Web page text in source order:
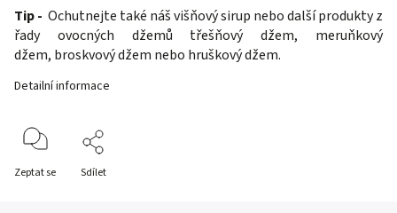
Tip - Ochutnejte také nášvišňový sirup nebo další produkty z
řady ovocných džemů třešňový džem, meruňkový
džem, broskvový džem nebo hruškový džem.
Detailní informace
Zeptat se Sdílet